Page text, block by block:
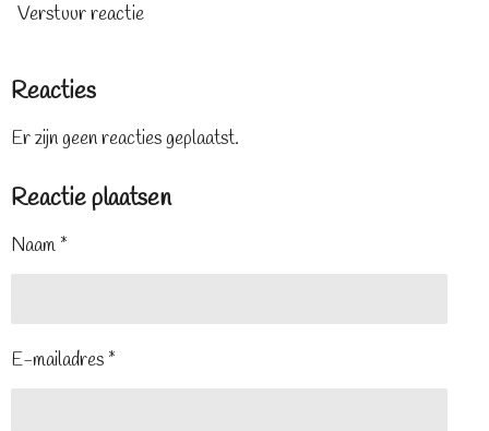
Verstuur reactie
Reacties
Er zijn geen reacties geplaatst.
Reactie plaatsen
Naam *
E-mailadres *